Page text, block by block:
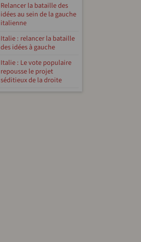
Relancer la bataille des
idées au sein de la gauche
italienne
Italie : relancer la bataille
des idées à gauche
Italie : Le vote populaire
repousse le projet
séditieux de la droite